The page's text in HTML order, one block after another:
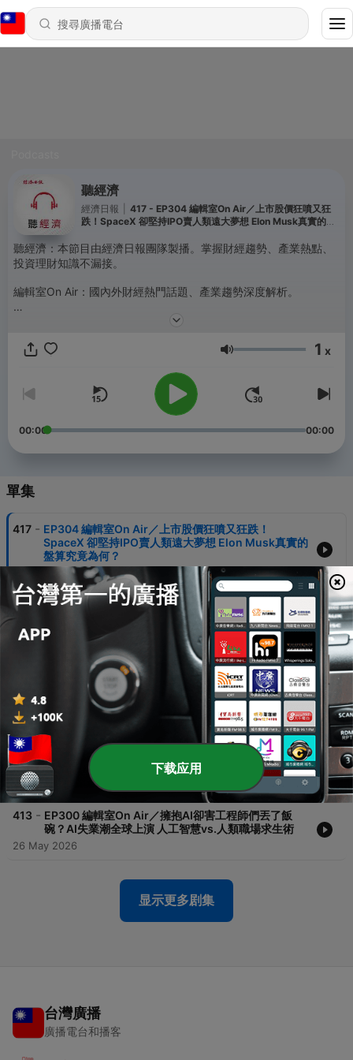
聽經濟
經濟日報
417 - EP304 編輯室On Air／上市股價狂噴又狂
跌！SpaceX 卻堅持IPO賣人類遠大夢想 Elon Musk真實的盤
聽經濟：本節目由經濟日報團隊製播。掌握財經趨勢、產業熱點、
投資理財知識不漏接。
編輯室On Air：國內外財經熱門話題、產業趨勢深度解析。
理財幫幫忙：學習股市理財知識、投資心法，幫自己加薪並不難。
AI大進擊：AI浪潮來襲，專業剖析各產業AI發展現況。
歡迎來到生技島：解析生技產業趨勢，揭開企業發展策略故事。
💡 經濟日報數位訂閱：https://bit.ly/3xABn6N
📩 聯繫我們：edn.podcast@gmail.com
音量 1 x
00:00 00:00
單集
417 - EP304 編輯室On Air／上市股價狂噴又狂跌！
SpaceX 卻堅持IPO賣人類遠大夢想 Elon Musk真實的
盤算究竟為何？
416 - EP303 編輯室On Air／生前寫遺囑也沒用？你討厭的
兄弟姊妹成了繼承大贏家！這次特留分修法有用嗎？
30 Jun 2026
EP302 編輯室On Air／人人都想當個快樂包租公？
「包租代管」發展10年還是新藍海 租房時卻有這麼多
小細節要注意
22 Jun 2026
414 - EP301 編輯室On Air／少年股神股市大開槓桿！台股
急升風險加劇「四貸同堂」借錢買股當道？專家告訴你
哪裡才是槓桿安全區
16 Jun 2026
413 - EP300 編輯室On Air／擁抱AI卻害工程師們丟了飯
碗？AI失業潮全球上演 人工智慧vs.人類職場求生術
26 May 2026
显示更多剧集
台灣廣播
廣播電台和播客
下载应用